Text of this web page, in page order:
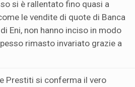
si è rallentato fino quasi a
le vendite di quote di Banca
Eni, non hanno inciso in modo
rimasto invariato grazie a
Prestiti si conferma il vero